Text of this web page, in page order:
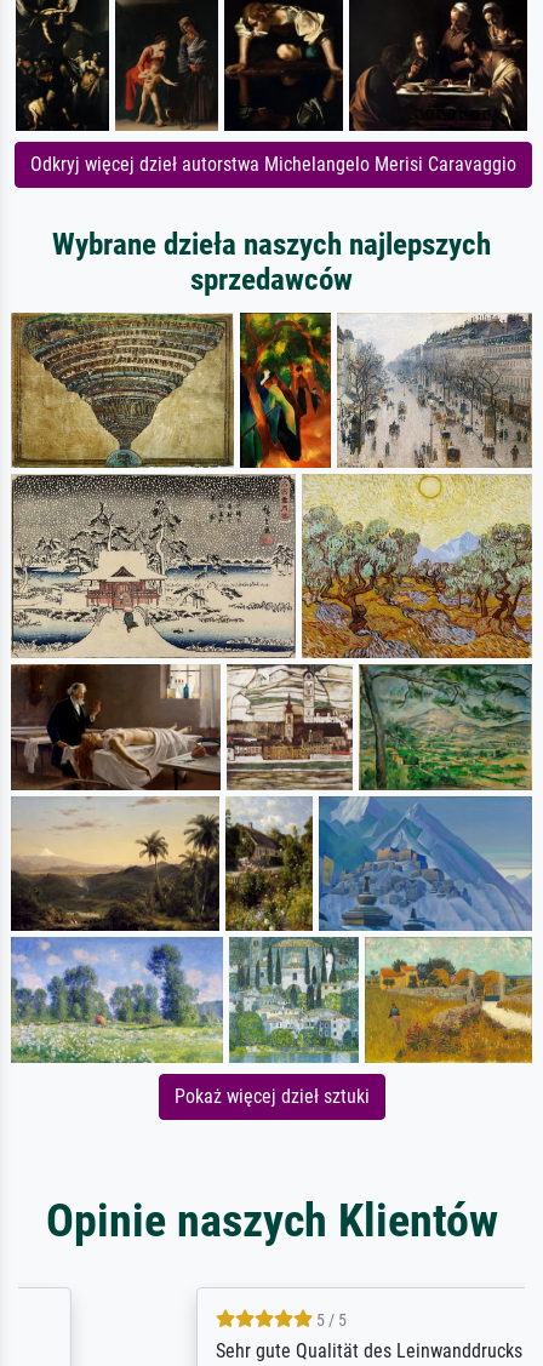
Odkryj więcej dzieł autorstwa Michelangelo Merisi Caravaggio
Wybrane dzieła naszych najlepszych
sprzedawców
Pokaż więcej dzieł sztuki
Opinie naszych Klientów
5 / 5
Sehr gute Qualität des Leinwanddrucks und